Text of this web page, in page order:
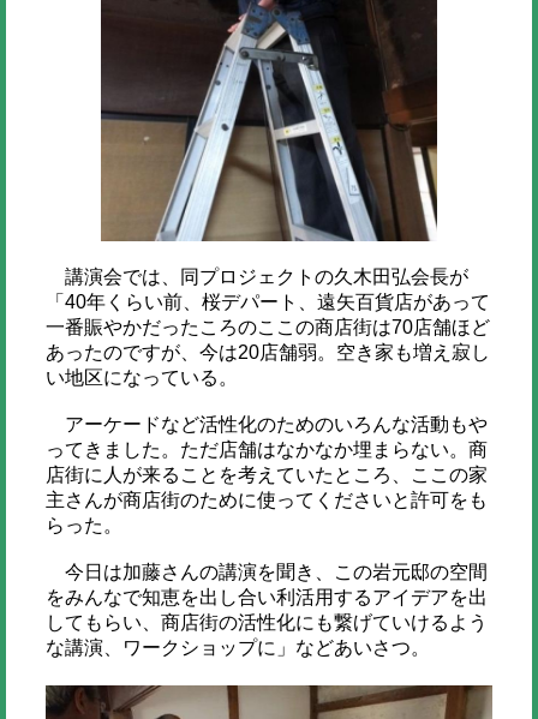
講演会では、同プロジェクトの久木田弘会長が
「40年くらい前、桜デパート、遠矢百貨店があって
一番賑やかだったころのここの商店街は70店舗ほど
あったのですが、今は20店舗弱。空き家も増え寂し
い地区になっている。
アーケードなど活性化のためのいろんな活動もや
ってきました。ただ店舗はなかなか埋まらない。商
店街に人が来ることを考えていたところ、ここの家
主さんが商店街のために使ってくださいと許可をも
らった。
今日は加藤さんの講演を聞き、この岩元邸の空間
をみんなで知恵を出し合い利活用するアイデアを出
してもらい、商店街の活性化にも繋げていけるよう
な講演、ワークショップに」などあいさつ。